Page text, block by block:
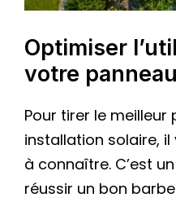
Optimiser
votre
Pour tirer le
installation solaire,
à connaître. C’est
réussir un bon